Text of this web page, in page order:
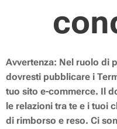
Avvertenza: Nel ruolo di
dovresti pubblicare i
tuo sito e-commerce. Il
le relazioni tra te e i tuoi
di rimborso e reso. Ci